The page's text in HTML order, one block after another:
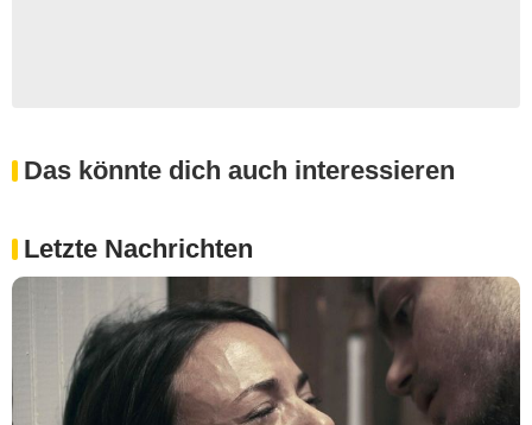
Das könnte dich auch interessieren
Letzte Nachrichten